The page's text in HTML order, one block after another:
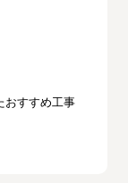
おすすめ工事